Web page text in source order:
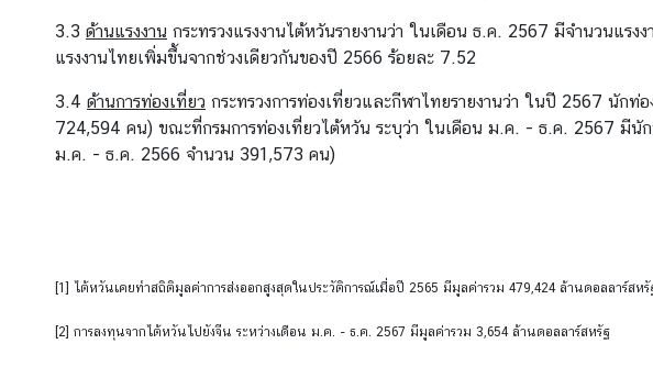
น
ก
า
ร
ณ์
เ
ฐ
กิ
จ
3.3 ด้านแรงงาน กระทรวงแรงงานไต้หวันรายงานว่า ในเดือน ธ.ค. 2567 มีจำนวนแ
แรงงานไทยเพิ่มขึ้นจากช่วงเดียวกันของปี 2566 ร้อยละ 7.52
3.4 ด้านการท่องเที่ยว กระทรวงการท่องเที่ยวและกีฬาไทยรายงานว่า ในปี 2567 นัก
724,594 คน) ขณะที่กรมการท่องเที่ยวไต้หวัน ระบุว่า ในเดือน ม.ค. - ธ.ค. 2567 มีนั
ม.ค. - ธ.ค. 2566 จำนวน 391,573 คน)
[1] ไต้หวันเคยทำสถิติมูลค่าการส่งออกสูงสุดในประวัติการณ์เมื่อปี 2565 มีมูลค่ารวม 479,424 ล้านดอลลาร์สหรั
[2] การลงทุนจากไต้หวันไปยังจีน ระหว่างเดือน ม.ค. - ธ.ค. 2567 มีมูลค่ารวม 3,654 ล้านดอลลาร์สหรัฐ